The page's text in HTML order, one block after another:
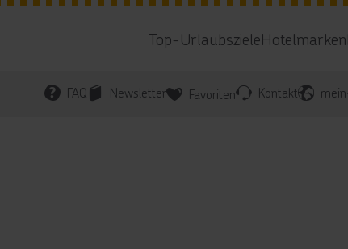
Top-UrlaubszieleHotelmarken
FAQ Newsletter Favoriten Kontakt